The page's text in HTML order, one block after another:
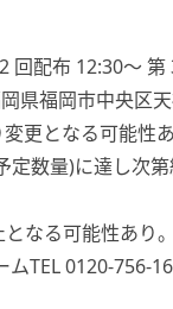
回配布 12:30〜
県福岡市中央区
更となる可能性あ
数量)に達し次第
なる可能性あり。
TEL 0120-756-